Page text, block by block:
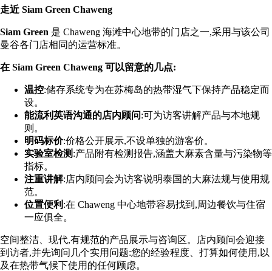
走近 Siam Green Chaweng
Siam Green 是 Chaweng 海滩中心地带的门店之一,采用与该公司
曼谷各门店相同的运营标准。
在 Siam Green Chaweng 可以留意的几点:
温控:储存系统专为在苏梅岛的热带湿气下保持产品稳定而
设。
能流利英语沟通的店内顾问:可为访客讲解产品与本地规
则。
明码标价:价格公开展示,不设单独的游客价。
实验室检测 :产品附有检测报告,涵盖大麻素含量与污染物等
指标。
注重讲解:店内顾问会为访客说明泰国的大麻法规与使用规
范。
位置便利 :在 Chaweng 中心地带容易找到,周边餐饮与住宿
一应俱全。
空间整洁、现代,有规范的产品展示与咨询区。店内顾问会迎接
到访者,并先询问几个实用问题:您的经验程度、打算如何使用,以
及在热带气候下使用的任何顾虑。